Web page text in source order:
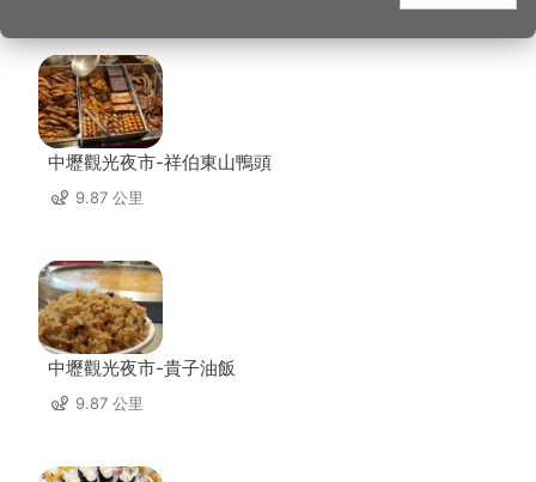
中壢觀光夜市-祥伯東山鴨頭
9.87 公里
中壢觀光夜市-貴子油飯
9.87 公里